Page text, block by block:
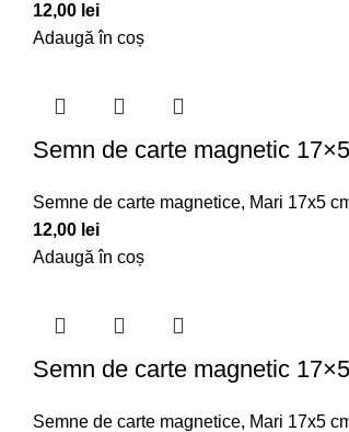
12,00 lei
Adaugă în coș
Semn de carte magnetic
Semne de carte magnetice, Mari 17x5
12,00 lei
Adaugă în coș
Semn de carte magnetic
Semne de carte magnetice, Mari 17x5